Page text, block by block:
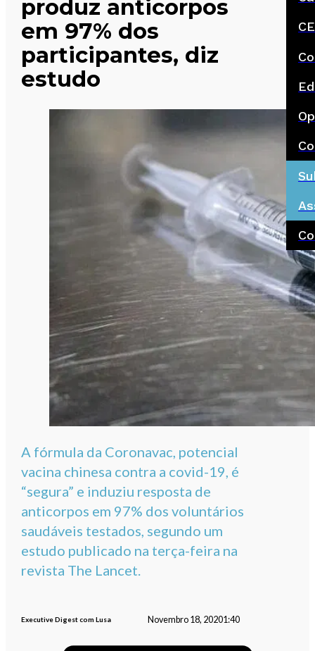
produz anticorpos
em 97% dos
participantes, diz
estudo
A fórmula da Coronavac, potencial
vacina chinesa contra a covid-19, é
“segura” e induziu resposta de
anticorpos em 97% dos voluntários
saudáveis testados, segundo um
estudo publicado na terça-feira na
revista The Lancet.
Executive Digest com Lusa Novembro 18, 20201:40